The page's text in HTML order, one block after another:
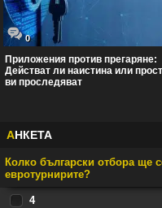
0
Приложения против прегаряне:
Действат ли наистина или
ви проследяват
АНКЕТА
Колко български отбора ще
евротурнирите?
4